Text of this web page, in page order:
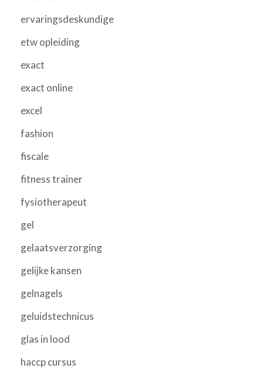
ervaringsdeskundige
etw opleiding
exact
exact online
excel
fashion
fiscale
fitness trainer
fysiotherapeut
gel
gelaatsverzorging
gelijke kansen
gelnagels
geluidstechnicus
glas in lood
haccp cursus